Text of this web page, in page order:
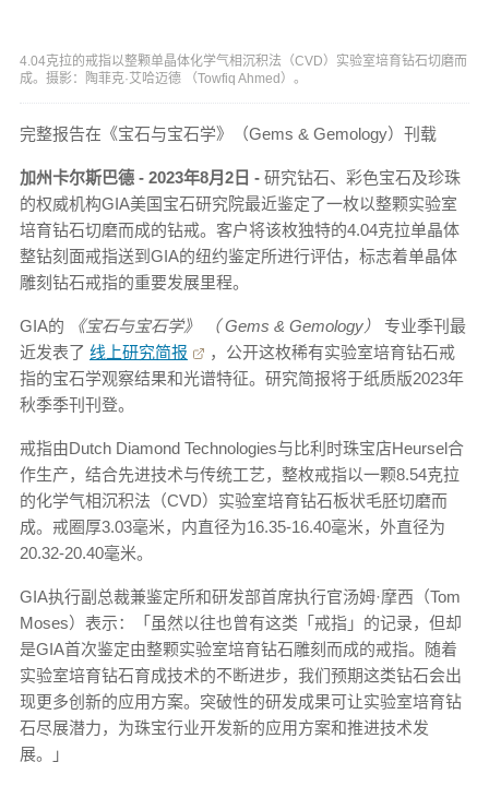
4.04克拉的戒指以整颗单晶体化学气相沉积法（CVD）实验室培育钻石切磨而
成。摄影：陶菲克·艾哈迈德 （Towfiq Ahmed）。
完整报告在《宝石与宝石学》（Gems & Gemology）刊载
加州卡尔斯巴德 - 2023年8月2日 - 研究钻石、彩色宝石及珍珠
的权威机构GIA美国宝石研究院最近鉴定了一枚以整颗实验室
培育钻石切磨而成的钻戒。客户将该枚独特的4.04克拉单晶体
整钻刻面戒指送到GIA的纽约鉴定所进行评估，标志着单晶体
雕刻钻石戒指的重要发展里程。
GIA的 《宝石与宝石学》 （ Gems & Gemology）
专业季刊最
近发表了 线上研究简报
，公开这枚稀有实验室培育钻石戒
指的宝石学观察结果和光谱特征。研究简报将于纸质版2023年
秋季季刊刊登。
戒指由Dutch Diamond Technologies与比利时珠宝店Heursel合
作生产，结合先进技术与传统工艺，整枚戒指以一颗8.54克拉
的化学气相沉积法（CVD）实验室培育钻石板状毛胚切磨而
成。戒圈厚3.03毫米，内直径为16.35-16.40毫米，外直径为
20.32-20.40毫米。
GIA执行副总裁兼鉴定所和研发部首席执行官汤姆·摩西（Tom
Moses）表示：「虽然以往也曾有这类「戒指」的记录，但却
是GIA首次鉴定由整颗实验室培育钻石雕刻而成的戒指。随着
实验室培育钻石育成技术的不断进步，我们预期这类钻石会出
现更多创新的应用方案。突破性的研发成果可让实验室培育钻
石尽展潜力，为珠宝行业开发新的应用方案和推进技术发
展。」